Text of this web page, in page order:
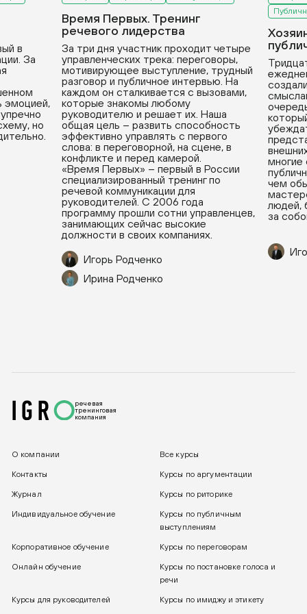
в
За
эмоцией,
но
Время Первых. Тренинг
речевого лидерства
За три дня участник проходит четыре
управленческих трека: переговоры,
мотивирующее выступление, трудный
разговор и публичное интервью. На
каждом он сталкивается с вызовами,
которые знакомы любому
руководителю и решает их. Наша
общая цель – развить способность
эффективно управлять с первого
слова: в переговорной, на сцене, в
конфликте и перед камерой.
«Время Первых» – первый в России
специализированный тренинг по
речевой коммуникации для
руководителей. С 2006 года
программу прошли сотни управленцев,
занимающих сейчас высокие
должности в своих компаниях.
Игорь Родченко
Ирина Родченко
многие
чем
людей,
за
речевая
тренинговая
компания
О компании Все курсы
Контакты Курсы по аргументации
Журнал Курсы по риторике
Индивидуальное обучение
Курсы по публичным
выступлениям
Корпоративное обучение Курсы по переговорам
Онлайн обучение
Курсы по постановке голоса и
речи
Курсы для руководителей Курсы по имиджу и этикету